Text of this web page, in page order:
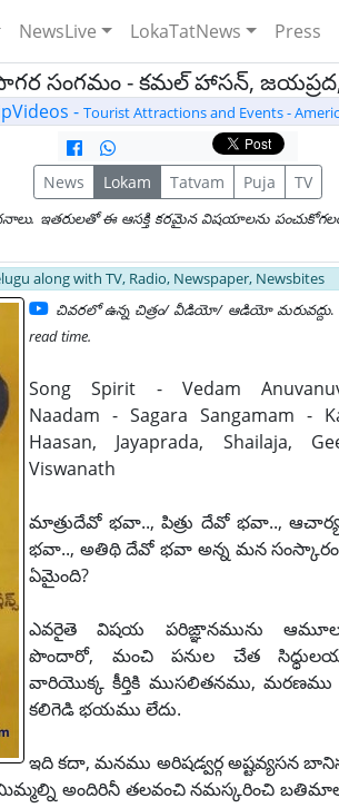
NewsLive LokaTatNews Press
సంగమం - కమల్ హాసన్, జయప్రద,
- Tourist Attractions and Events -
News Lokam Tatvam Puja TV
ఈ ఆసక్తి కరమైన విషయాలను పంచుకోగలరు.
along with TV, Radio, Newspaper, Newsbites
చివరలో ఉన్న చిత్రం/ వీడియో/ ఆడియో మరువద్దు.
read time.
Song Spirit - Vedam
Naadam - Sagara Sangamam -
Haasan, Jayaprada, Shailaja,
Viswanath
మాత్రుదేవో భవా.., పిత్రు దేవో భవా..,
భవా.., అతిథి దేవో భవా అన్న మన సంస్కారం
ఏమైంది?
ఎవరైతె విషయ పరిఙ్ఞానమును
పొందారో, మంచి పనుల చేత
వారియొక్క కీర్తికి ముసలితనము, మరణము
కలిగెడి భయము లేదు.
ఇది కదా, మనము అరిషడ్వర్గ అష్టవ్యసన
అందిరినీ తలవంచి నమస్కరించి